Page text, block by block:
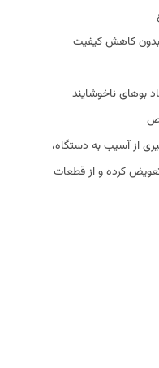
بدون کاهش کیفیت
بوهای ناخوشایند
از آسیب به دستگاه،
کرده و از قطعات